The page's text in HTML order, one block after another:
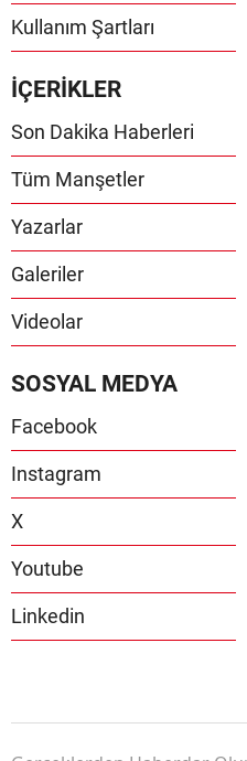
Kullanım Şartları
İÇERİKLER
Son Dakika Haberleri
Tüm Manşetler
Yazarlar
Galeriler
Videolar
SOSYAL MEDYA
Facebook
Instagram
X
Youtube
Linkedin